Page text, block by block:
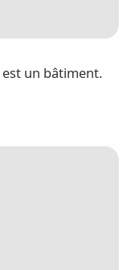
est un bâtiment.